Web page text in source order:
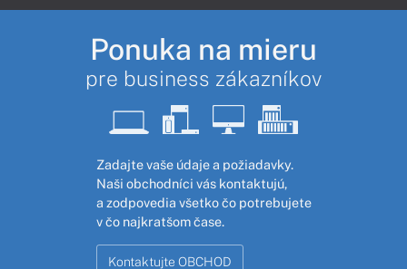
Ponuka na mieru
pre business zákazníkov
Zadajte vaše údaje a požiadavky.
Naši obchodníci vás kontaktujú,
a zodpovedia všetko čo potrebujete
v čo najkratšom čase.
Kontaktujte OBCHOD